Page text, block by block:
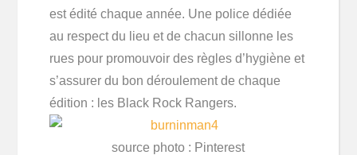
est édité chaque année. Une police dédiée
au respect du lieu et de chacun sillonne les
rues pour promouvoir des règles d’hygiène et
s’assurer du bon déroulement de chaque
édition : les Black Rock Rangers.
source photo : Pinterest